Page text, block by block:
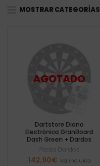
MOSTRAR CATEGORÍAS
Dartstore Diana
Electrónica GranBoard
Dash Green + Dardos
Packs Dardos
142,90€ Iva incluido